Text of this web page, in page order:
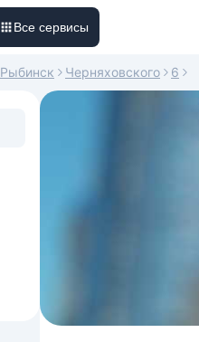
Все сервисы
Рыбинск Черняховского 6